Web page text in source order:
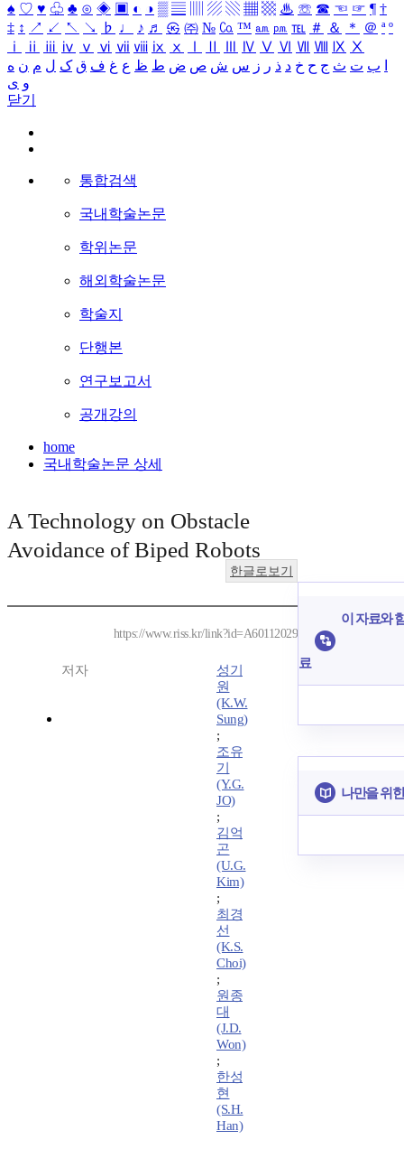
♠ ♡ ♥ ♧ ♣ ⊙ ◈ ▣ ◐ ◑ ▒ ▤ ▨ ▧ ▦ ▩ ♨ ☏ ☎ ☜ ☞ ¶ †
‡ ↕ ↗ ↙ ↖ ↘ ♭ ♩ ♪ ♬ ㉿ ㈜ № ㏇ ™ ㏂ ㏘ ℡ ＃ ＆ ＊ ＠ ª º
ⅰ
ⅱ ⅲ ⅳ ⅴ ⅵ ⅶ ⅷ ⅸ ⅹ Ⅳ Ⅴ Ⅵ Ⅶ Ⅷ Ⅸ Ⅹ
ب ت ث ج ح خ د ذ ر ز س ش ص ض ط ظ ع غ ف ق ک ل م ن ه
و ی
닫기
통합검색
국내학술논문
학위논문
해외학술논문
학술지
단행본
연구보고서
공개강의
home
국내학술논문 상세
A Technology on Obstacle
Avoidance of Biped Robots
한글로보기
https://www.riss.kr/link?id=A60112029
저자
성기
원
(K.W.
Sung)
;
조유
기
(Y.G.
JO)
;
김억
곤
(U.G.
Kim)
;
최경
선
(K.S.
Choi)
;
원종
대
(J.D.
Won)
;
한성
현
(S.H.
Han)
이 자료와
료
나만을 위